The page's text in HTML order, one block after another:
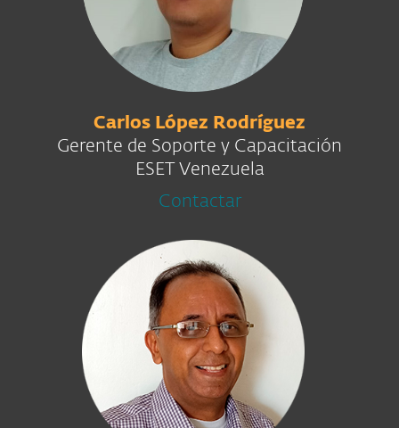
Carlos López Rodríguez
Gerente de Soporte y Capacitación
ESET Venezuela
Contactar